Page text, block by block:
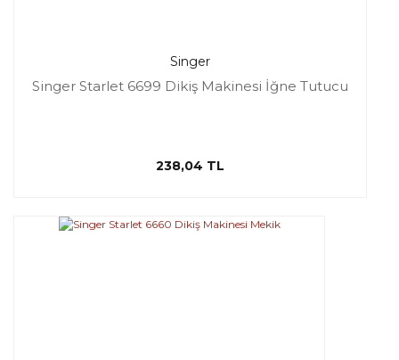
Singer
Singer Starlet 6699 Dikiş Makinesi İğne Tutucu
238,04 TL